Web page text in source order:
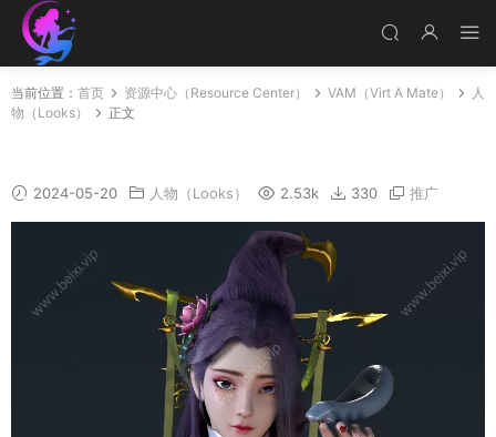
当前位置： 首页 资源中心（Resource Center） VAM（Virt A Mate）
人
物（Looks）
正文
2024-05-20 人物（Looks） 2.53k 330 推广